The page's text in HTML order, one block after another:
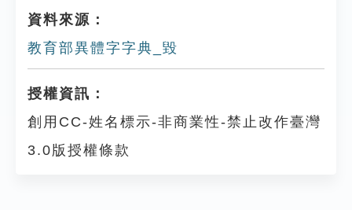
資料來源：
教育部異體字字典_毀
授權資訊：
創用CC-姓名標示-非商業性-禁止改作臺灣
3.0版授權條款